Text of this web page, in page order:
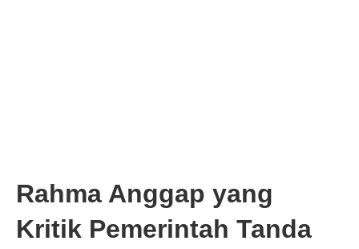
Rahma Anggap yang
Kritik Pemerintah Tanda